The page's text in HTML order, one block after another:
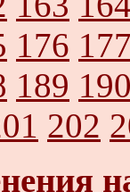
176
189
202